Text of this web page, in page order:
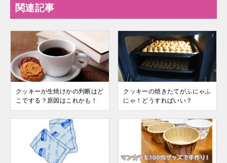
関連記事
クッキーが生焼けかの判断はど
こでする？原因はこれかも！
クッキーの焼きたてがふにゃふ
にゃ！どうすればいい？